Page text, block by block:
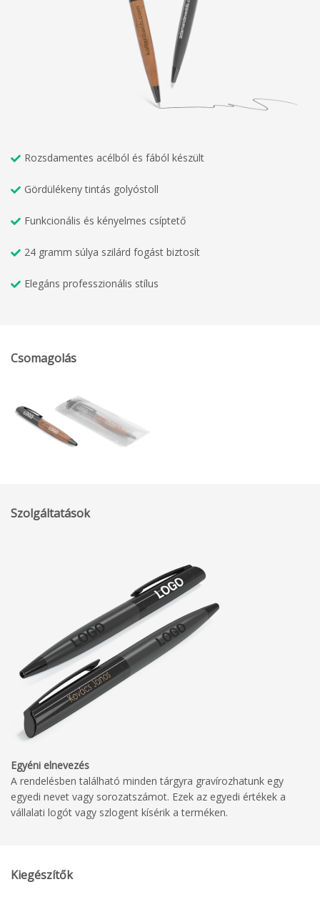
Rozsdamentes acélból és fából készült
Gördülékeny tintás golyóstoll
Funkcionális és kényelmes csíptető
24 gramm súlya szilárd fogást biztosít
Elegáns professzionális stílus
Csomagolás
Szolgáltatások
Egyéni elnevezés
A rendelésben található minden tárgyra gravírozhatunk egy
egyedi nevet vagy sorozatszámot. Ezek az egyedi értékek a
vállalati logót vagy szlogent kísérik a terméken.
Kiegészítők